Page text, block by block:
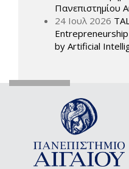
Πανεπιστημίου
24 Ιουλ 2026
by Artificial